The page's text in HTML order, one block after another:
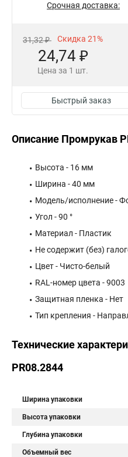
Срочная доставка:
31,32 ₽ Скидка 21%
24,74 ₽
Цена за 1 шт.
Быстрый заказ
Описание Промрукав
Высота - 16 мм
Ширина - 40 мм
Модель/исполнение -
Угол - 90 °
Материал - Пластик
Не содержит (без)
Цвет - Чисто-белый
RAL-номер цвета - 9003
Защитная пленка - Нет
Тип крепления -
Технические
PR08.2844
Ширина упаковки
Высота упаковки
Глубина упаковки
Объемный вес